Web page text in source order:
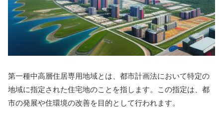
第一種中高層住居専用地域とは、都市計画法において特定の
地域に指定された住宅地のことを指します。この指定は、都
市の発展や住環境の改善を目的として行われます。